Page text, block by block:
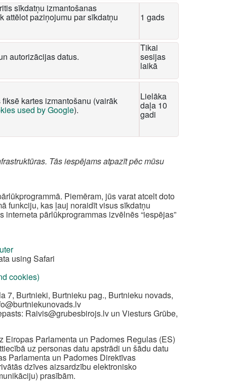
sīkdatņu izmantošanas
attēlot paziņojumu par sīkdatņu 1 gads
autorizācijas datus.
Tikai
sesijas
laikā
kartes izmantošanu (vairāk
used by Google).
Lielāka
daļa 10
gadi
Tās iespējams atpazīt pēc mūsu
Piemēram, jūs varat atcelt doto
funkciju, kas ļauj noraidīt visus sīkdatņu
pārlūkprogrammas izvēlnēs “iespējas”
using Safari
cookies)
7, Burtnieki, Burtnieku pag., Burtnieku novads,
Raivis@grubesbirojs.lv un Viesturs Grūbe,
Eiropas Parlamenta un Padomes Regulas (ES)
uz personas datu apstrādi un šādu datu
Parlamenta un Padomes Direktīvas
dzīves aizsardzību elektronisko
prasībām.